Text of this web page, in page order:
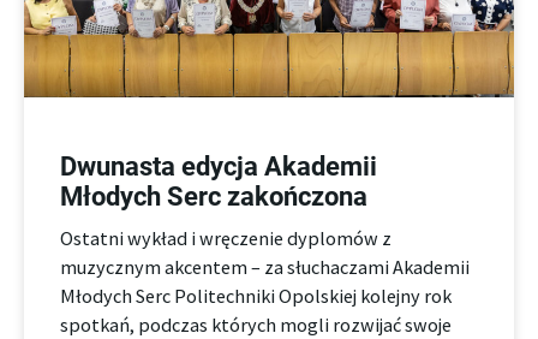
Dwunasta edycja Akademii
Młodych Serc zakończona
Ostatni wykład i wręczenie dyplomów z
muzycznym akcentem – za słuchaczami Akademii
Młodych Serc Politechniki Opolskiej kolejny rok
spotkań, podczas których mogli rozwijać swoje